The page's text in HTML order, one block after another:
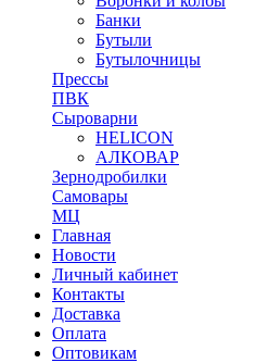
Банки
Бутыли
Бутылочницы
Прессы
ПВК
Сыроварни
HELICON
АЛКОВАР
Зернодробилки
Самовары
МЦ
Главная
Новости
Личный кабинет
Контакты
Доставка
Оплата
Оптовикам